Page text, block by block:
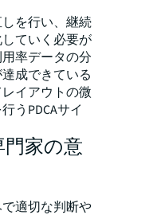
を行い、継続
ていく必要が
率データの分
成できている
イアウトの微
うPDCAサイ
家の意
適切な判断や